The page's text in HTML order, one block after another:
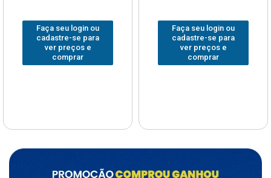
Faça seu login ou
cadastre-se para
ver preços e
comprar
Faça seu login ou
cadastre-se para
ver preços e
comprar